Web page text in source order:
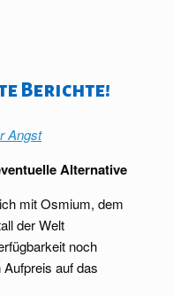
Berichte!
Angst
Alternative
mit Osmium, dem
der Welt
noch
auf das